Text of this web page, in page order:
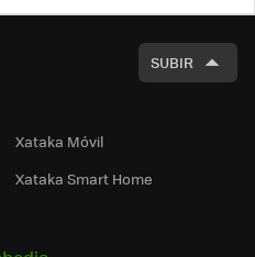
SUBIR
Xataka Móvil
Xataka Smart Home